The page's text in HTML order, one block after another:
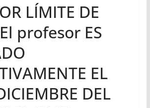
LÍMITE DE
profesor ES
EL
DEL